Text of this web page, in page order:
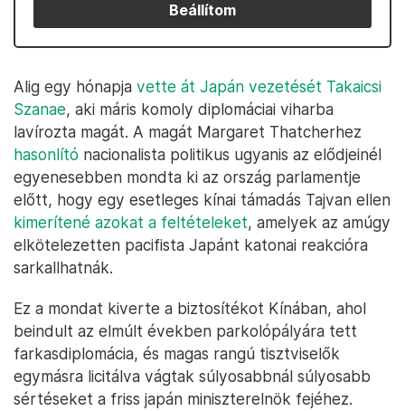
Beállítom
Alig egy hónapja vette át Japán vezetését Takaicsi
Szanae, aki máris komoly diplomáciai viharba
lavírozta magát. A magát Margaret Thatcherhez
hasonlító nacionalista politikus ugyanis az elődjeinél
egyenesebben mondta ki az ország parlamentje
előtt, hogy egy esetleges kínai támadás Tajvan ellen
kimerítené azokat a feltételeket, amelyek az amúgy
elkötelezetten pacifista Japánt katonai reakcióra
sarkallhatnák.
Ez a mondat kiverte a biztosítékot Kínában, ahol
beindult az elmúlt években parkolópályára tett
farkasdiplomácia, és magas rangú tisztviselők
egymásra licitálva vágtak súlyosabbnál súlyosabb
sértéseket a friss japán miniszterelnök fejéhez.